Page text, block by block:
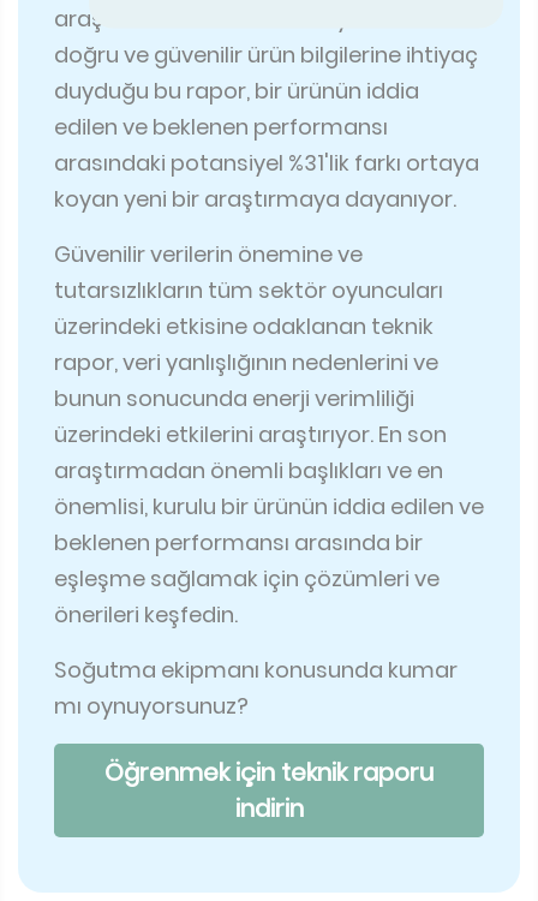
araştırdı. Sektördeki tüm oyuncuların
doğru ve güvenilir ürün bilgilerine ihtiyaç
duyduğu bu rapor, bir ürünün iddia
edilen ve beklenen performansı
arasındaki potansiyel %31'lik farkı ortaya
koyan yeni bir araştırmaya dayanıyor.
Güvenilir verilerin önemine ve
tutarsızlıkların tüm sektör oyuncuları
üzerindeki etkisine odaklanan teknik
rapor, veri yanlışlığının nedenlerini ve
bunun sonucunda enerji verimliliği
üzerindeki etkilerini araştırıyor. En son
araştırmadan önemli başlıkları ve en
önemlisi, kurulu bir ürünün iddia edilen ve
beklenen performansı arasında bir
eşleşme sağlamak için çözümleri ve
önerileri keşfedin.
Soğutma ekipmanı konusunda kumar
mı oynuyorsunuz?
Öğrenmek için teknik raporu
indirin